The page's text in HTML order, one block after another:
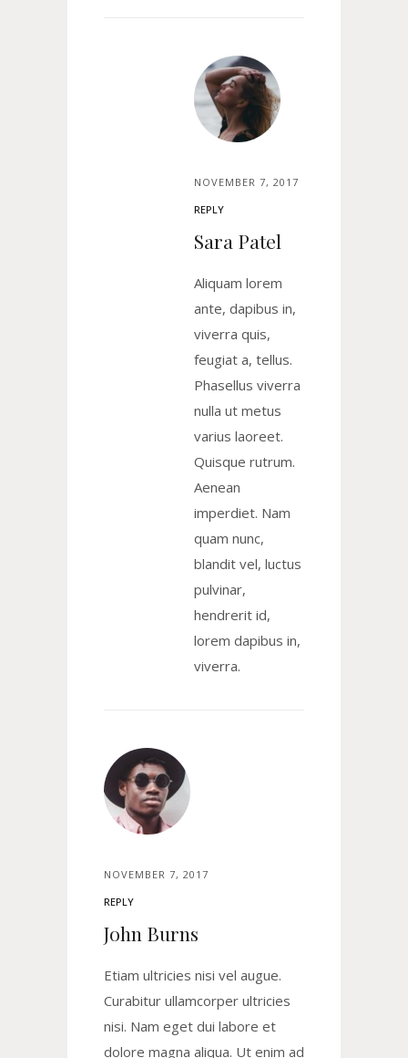
NOVEMBER 7, 2017
REPLY
Sara Patel
Aliquam lorem
ante, dapibus in,
viverra quis,
feugiat a, tellus.
Phasellus viverra
nulla ut metus
varius laoreet.
Quisque rutrum.
Aenean
imperdiet. Nam
quam nunc,
blandit vel, luctus
pulvinar,
hendrerit id,
lorem dapibus in,
viverra.
NOVEMBER 7, 2017
REPLY
John Burns
Etiam ultricies nisi vel augue.
Curabitur ullamcorper ultricies
nisi. Nam eget dui labore et
dolore magna aliqua. Ut enim ad